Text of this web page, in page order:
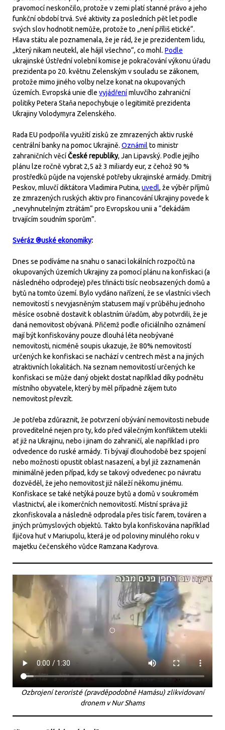
pravomocí neskončilo, protože v zemi platí stanné právo a jeho
funkční období trvá. Své aktivity za posledních pět let podle
svých slov hodnotit nemůže, protože to „není příliš etické“.
Hlava státu ale poznamenala, že je rád, že je prezidentem lidu,
„který nikam neutekl, ale hájil všechno“, co mohl. Podle
ukrajinské Ústřední volební komise je pokračování výkonu úřadu
prezidenta po 20. květnu Zelenským v souladu se zákonem,
protože mimo jiného volby nelze konat na okupovaných
územích. Evropská unie dle vyjádřenímluvčího zahraniční
politiky Petera Staňa nepochybuje o legitimitě prezidenta
Ukrajiny Volodymyra Zelenského.
Rada EU podpořila využití zisků ze zmrazených aktiv ruské
centrální banky na pomoc Ukrajině. Oznámil to ministr
zahraničních věcíČeské republiky, Jan Lipavský. Podle jejího
plánu lze ročně vybrat 2,5 až 3 miliardy eur, z čehož 90 %
prostředků půjde na vojenské potřeby ukrajinské armády. Dmitrij
Peskov, mluvčí diktátora Vladimira Putina, uvedl, že výběr příjmů
ze zmrazených ruských aktiv pro financování Ukrajiny povede k
„nevyhnutelným ztrátám“ pro Evropskou unii a “dekádám
trvajícím soudním sporům”.
Svéráz ®uské ekonomiky:
Dnes se podíváme na snahu o sanaci lokálních rozpočtů na
okupovaných územích Ukrajiny za pomocí plánu na konfiskaci (a
následného odprodeje) přes třinácti tisíc neobsazených domů a
bytů na tomto území. Bylo vydáno nařízení, že se vlastníci všech
nemovitostí s nevyjasněným statusem mají v průběhu jednoho
měsíce osobně dostavit k oblastním úřadům, aby potvrdili, že je
daná nemovitost obývaná. Přičemž podle oficiálního oznámení
mají být konfiskovány pouze dlouhá léta neobývané
nemovitosti, nicméně soupis ukazuje, že 80% nemovitostí
určených ke konfiskaci se nachází v centrech měst a na jiných
atraktivních lokalitách. Na seznam nemovitostí určených ke
konfiskaci se může daný objekt dostat například díky podnětu
místního obyvatele, který by měl případně zájem tuto
nemovitost převzít.
Je potřeba zdůraznit, že potvrzení obývání nemovitosti nebude
proveditelné nejen pro ty, kdo před válečným konfliktem utekli
ať již na Ukrajinu, nebo i jinam do zahraničí, ale například i pro
odvedence do ruské armády. Ti bývají dlouhodobě bez spojení
nebo možnosti opustit oblast nasazení, a byl již zaznamenán
minimálně jeden případ, kdy se takový odvedenec po návratu
dozvěděl, že jeho nemovitost již náleží někomu jinému.
Konfiskace se také netýká pouze bytů a domů v soukromém
vlastnictví, ale i komerčních nemovitostí. Místní správa již
zkonfiskovala a následně odprodala přes tisíc farem, továren a
jiných průmyslových objektů. Takto byla konfiskována například
Iljičova huť v Mariupolu, která je od poloviny minulého roku v
majetku čečenského vůdce Ramzana Kadyrova.
Ozbrojení teroristé (pravděpodobně Hamásu) zlikvidovaní
dronem v Nur Shams